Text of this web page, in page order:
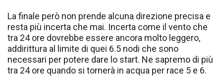
La finale però non prende alcuna direzione precisa e
resta più incerta che mai. Incerta come il vento che
tra 24 ore dovrebbe essere ancora molto leggero,
addirittura al limite di quei 6.5 nodi che sono
necessari per potere dare lo start. Ne sapremo di più
tra 24 ore quando si tornerà in acqua per race 5 e 6.